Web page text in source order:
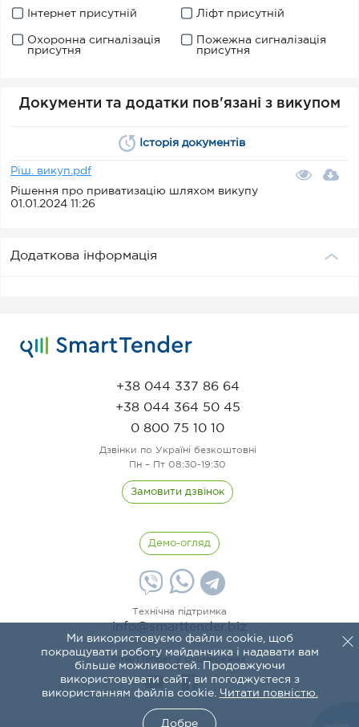
Інтернет присутній Ліфт присутній
Охоронна сигналізація
присутня
Пожежна сигналізація
присутня
Документи та додатки пов'язані з викупом
Історія документів
Ріш. викуп.pdf
Рішення про приватизацію шляхом викупу
01.01.2024 11:26
Додаткова інформація
Ми використовуємо файли cookie, щоб
покращувати роботу майданчика і надавати вам
більше можливостей. Продовжуючи
використовувати сайт, ви погоджуєтеся з
використанням файлів cookie.
Читати повністю.
Добре
+38 044 337 86 64
+38 044 364 50 45
0 800 75 10 10
Дзвінки по Україні безкоштовні
Пн – Пт 08:30-19:30
Замовити дзвінок
Технічна підтримка
Демо-огляд
SmartTender у соцмережах: